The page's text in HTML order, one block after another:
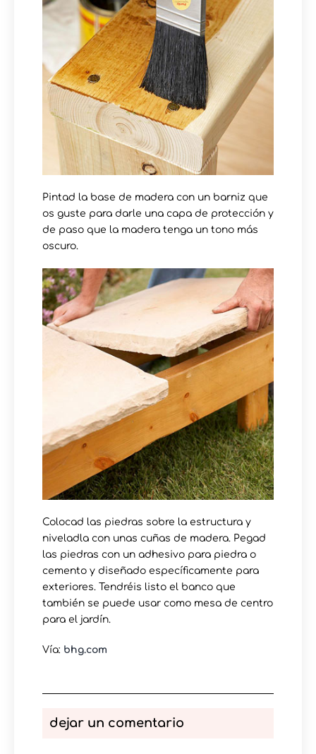
Pintad la base de madera con un barniz que
os guste para darle una capa de protección y
de paso que la madera tenga un tono más
oscuro.
Colocad las piedras sobre la estructura y
niveladla con unas cuñas de madera. Pegad
las piedras con un adhesivo para piedra o
cemento y diseñado específicamente para
exteriores. Tendréis listo el banco que
también se puede usar como mesa de centro
para el jardín.
Vía: bhg.com
dejar un comentario